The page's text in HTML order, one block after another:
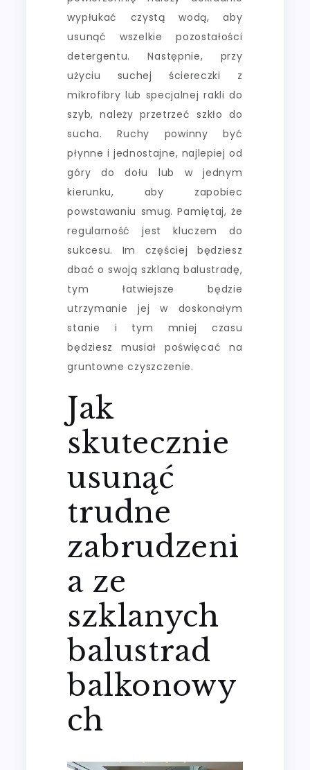
wypłukać czystą wodą, aby
usunąć wszelkie pozostałości
detergentu. Następnie, przy
użyciu suchej ściereczki z
mikrofibry lub specjalnej rakli do
szyb, należy przetrzeć szkło do
sucha. Ruchy powinny być
płynne i jednostajne, najlepiej od
góry do dołu lub w jednym
kierunku, aby zapobiec
powstawaniu smug. Pamiętaj, że
regularność jest kluczem do
sukcesu. Im częściej będziesz
dbać o swoją szklaną balustradę,
tym łatwiejsze będzie
utrzymanie jej w doskonałym
stanie i tym mniej czasu
będziesz musiał poświęcać na
gruntowne czyszczenie.
Jak
skutecznie
usunąć
trudne
zabrudzeni
a ze
szklanych
balustrad
balkonowy
ch